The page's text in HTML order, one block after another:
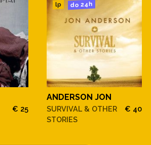
€ 25
lp do 24h
ANDERSON JON
SURVIVAL & OTHER
STORIES
€ 40